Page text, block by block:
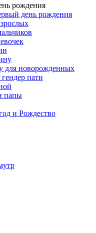
рождения
день рождения
для новорожденных
пати
папы
и Рождество